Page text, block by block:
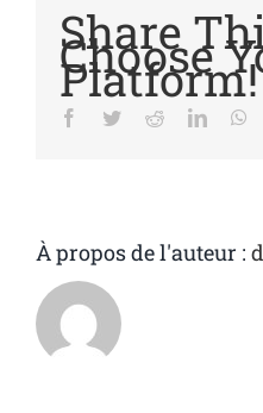
Share
Choose
Platform!
Facebook
TwitterReddit
À propos de l'auteur :